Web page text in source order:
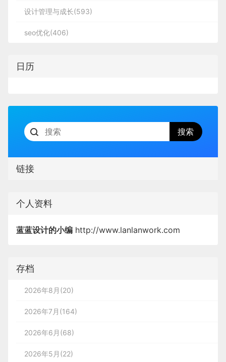
设计管理与成长(593)
seo优化(406)
日历
链接
个人资料
蓝蓝设计的小编 http://www.lanlanwork.com
存档
2026年8月(20)
2026年7月(164)
2026年6月(68)
2026年5月(22)